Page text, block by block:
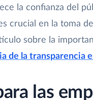
la confianza del
crucial en la toma
sobre la
de la transparencia
las